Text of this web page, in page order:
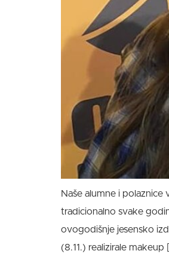
Naše alumne i
tradicionalno svake
ovogodišnje jesensko
(8.11.) realizirale makeup